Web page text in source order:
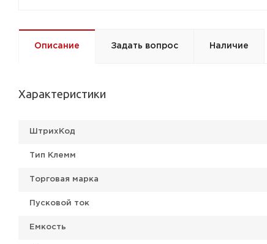
Описание Задать вопрос Наличие
Характеристики
ШтрихКод
Тип Клемм
Торговая марка
Пусковой ток
Емкость